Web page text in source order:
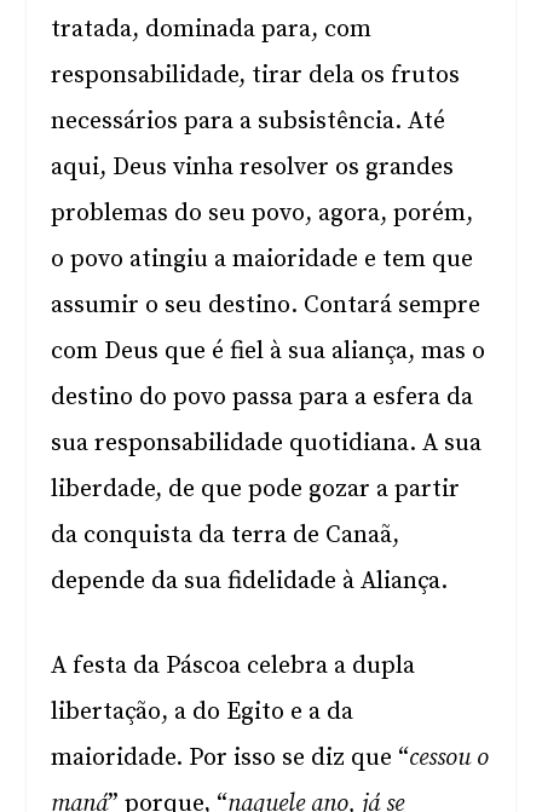
tratada, dominada para, com
responsabilidade, tirar dela os frutos
necessários para a subsistência. Até
aqui, Deus vinha resolver os grandes
problemas do seu povo, agora, porém,
o povo atingiu a maioridade e tem que
assumir o seu destino. Contará sempre
com Deus que é fiel à sua aliança, mas o
destino do povo passa para a esfera da
sua responsabilidade quotidiana. A sua
liberdade, de que pode gozar a partir
da conquista da terra de Canaã,
depende da sua fidelidade à Aliança.
A festa da Páscoa celebra a dupla
libertação, a do Egito e a da
maioridade. Por isso se diz que “cessou o
maná” porque, “naquele ano, já se